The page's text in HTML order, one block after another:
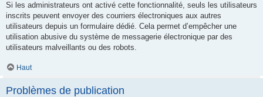
Si les administrateurs ont activé cette fonctionnalité, seuls les utilisateurs
inscrits peuvent envoyer des courriers électroniques aux autres
utilisateurs depuis un formulaire dédié. Cela permet d’empêcher une
utilisation abusive du système de messagerie électronique par des
utilisateurs malveillants ou des robots.
Haut
Problèmes de publication